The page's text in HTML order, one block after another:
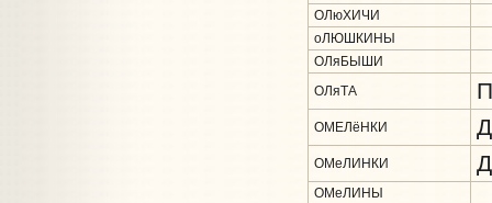
ОЛюХИЧИ
оЛЮШКИНЫ
ОЛяБЫШИ
ОЛяТА
ОМЕЛёНКИ
ОМеЛИНКИ
ОМеЛИНЫ